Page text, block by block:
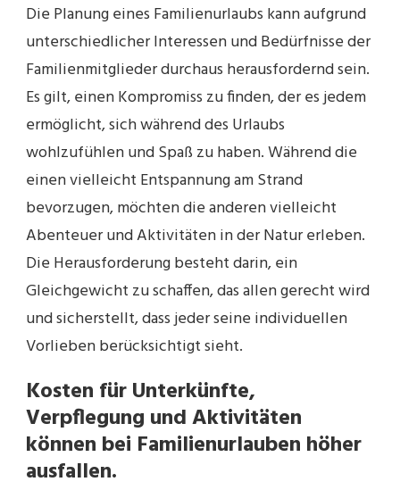
Die Planung eines Familienurlaubs kann aufgrund
unterschiedlicher Interessen und Bedürfnisse der
Familienmitglieder durchaus herausfordernd sein.
Es gilt, einen Kompromiss zu finden, der es jedem
ermöglicht, sich während des Urlaubs
wohlzufühlen und Spaß zu haben. Während die
einen vielleicht Entspannung am Strand
bevorzugen, möchten die anderen vielleicht
Abenteuer und Aktivitäten in der Natur erleben.
Die Herausforderung besteht darin, ein
Gleichgewicht zu schaffen, das allen gerecht wird
und sicherstellt, dass jeder seine individuellen
Vorlieben berücksichtigt sieht.
Kosten für Unterkünfte,
Verpflegung und Aktivitäten
können bei Familienurlauben höher
ausfallen.